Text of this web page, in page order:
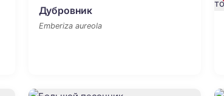
Дубровник
Emberiza aureola